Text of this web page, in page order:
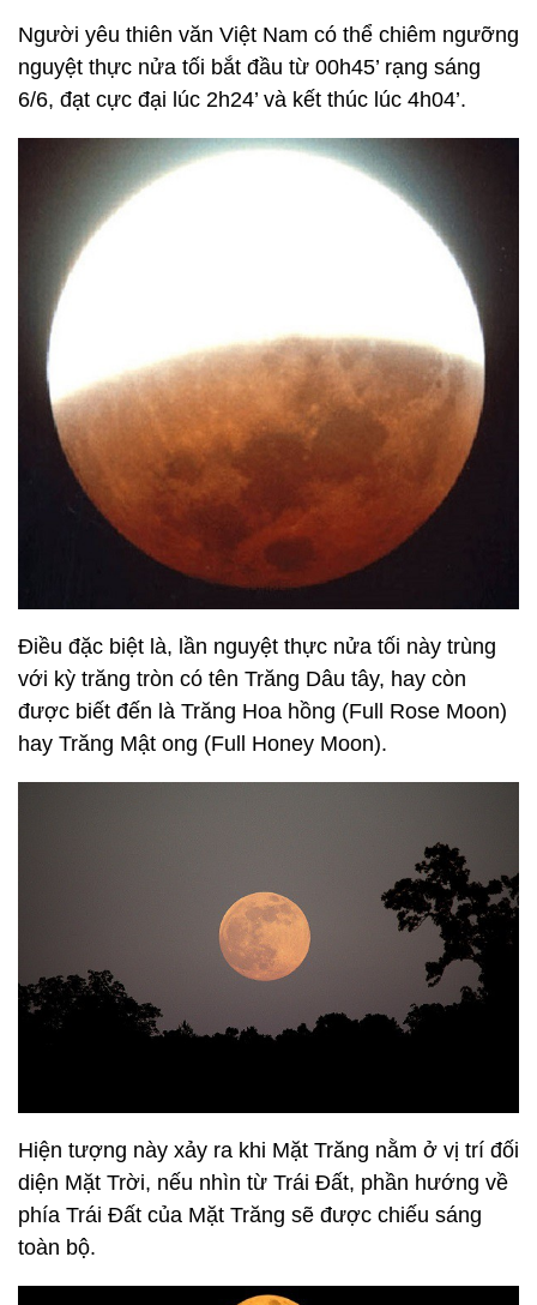
Người yêu thiên văn Việt Nam có thể chiêm ngưỡng
nguyệt thực nửa tối bắt đầu từ 00h45’ rạng sáng
6/6, đạt cực đại lúc 2h24’ và kết thúc lúc 4h04’.
Điều đặc biệt là, lần nguyệt thực nửa tối này trùng
với kỳ trăng tròn có tên Trăng Dâu tây, hay còn
được biết đến là Trăng Hoa hồng (Full Rose Moon)
hay Trăng Mật ong (Full Honey Moon).
Hiện tượng này xảy ra khi Mặt Trăng nằm ở vị trí đối
diện Mặt Trời, nếu nhìn từ Trái Đất, phần hướng về
phía Trái Đất của Mặt Trăng sẽ được chiếu sáng
toàn bộ.